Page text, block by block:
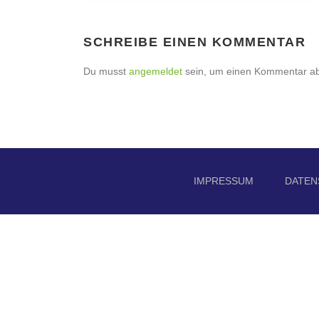
SCHREIBE EINEN KOMMENTAR
Du musst angemeldet sein, um einen Kommentar
IMPRESSUM